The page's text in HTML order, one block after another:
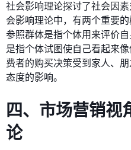
社会影响理论探讨了社会因
会影响理论中，有两个重要
参照群体是指个体用来评价
是指个体试图使自己看起来
费者的购买决策受到家人、
态度的影响。
四、市场营销视
论